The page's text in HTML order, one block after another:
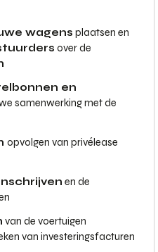
wagens plaatsen en
over de
en
samenwerking met de
opvolgen van privélease
en de
van de voertuigen
van investeringsfacturen